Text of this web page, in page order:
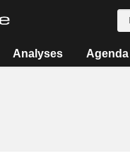
Analyses Agenda